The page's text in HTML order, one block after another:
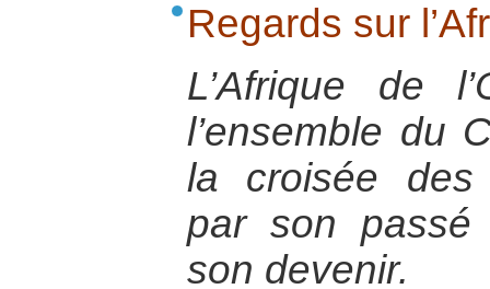
Regards sur
L’Afrique de
l’ensemble du
la croisée des
par son passé
son devenir.